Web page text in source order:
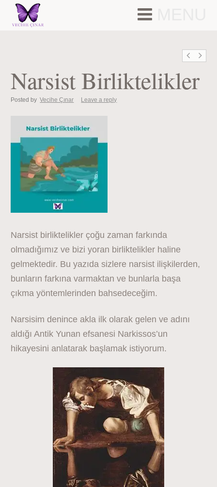
MENU
Narsist Birliktelikler
Posted by Vecihe Çınar Leave a reply
Narsist birliktelikler çoğu zaman farkında
olmadığımız ve bizi yoran birliktelikler haline
gelmektedir. Bu yazıda sizlere narsist ilişkilerden,
bunların farkına varmaktan ve bunlarla başa
çıkma yöntemlerinden bahsedeceğim.
Narsisim denince akla ilk olarak gelen ve adını
aldığı Antik Yunan efsanesi Narkissos’un
hikayesini anlatarak başlamak istiyorum.